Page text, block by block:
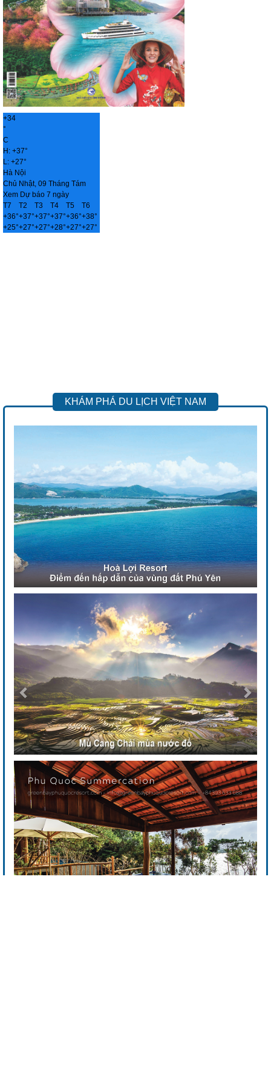
+34
°
C
H: +37°
L: +27°
Hà Nội
Chủ Nhật, 09 Tháng Tám
Xem Dự báo 7 ngày
T7
T2 T3 T4 T5
T6
+36°+37°+37°+37°+36°+38°
+25°+27°+27°+28°+27°+27°
KHÁM PHÁ DU LỊCH VIỆT NAM